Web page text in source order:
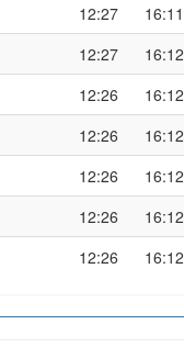
12:27 16:11
12:27 16:12
12:26 16:12
12:26 16:12
12:26 16:12
12:26 16:12
12:26 16:12